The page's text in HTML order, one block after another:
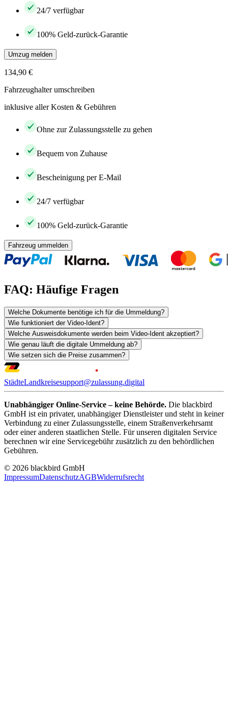
24/7 verfügbar
100% Geld-zurück-Garantie
Umzug melden
134,90 €
Fahrzeughalter umschreiben
inklusive aller Kosten & Gebühren
Ohne zur Zulassungsstelle zu gehen
Bequem von Zuhause
Bescheinigung per E-Mail
24/7 verfügbar
100% Geld-zurück-Garantie
Fahrzeug ummelden
FAQ: Häufige Fragen
Welche Dokumente benötige ich für die Ummeldung?
Wie funktioniert der Video-Ident?
Welche Ausweisdokumente werden beim Video-Ident akzeptiert?
Wie genau läuft die digitale Ummeldung ab?
Wie setzen sich die Preise zusammen?
StädteLandkreisesupport@zulassung.digital
Unabhängiger Online-Service – keine Behörde. Die blackbird
GmbH ist ein privater, unabhängiger Dienstleister und steht in keiner
Verbindung zu einer Zulassungsstelle, einem Straßenverkehrsamt
oder einer anderen staatlichen Stelle. Für unseren digitalen Service
berechnen wir eine Servicegebühr zusätzlich zu den behördlichen
Gebühren.
© 2026 blackbird GmbH
ImpressumDatenschutzAGBWiderrufsrecht